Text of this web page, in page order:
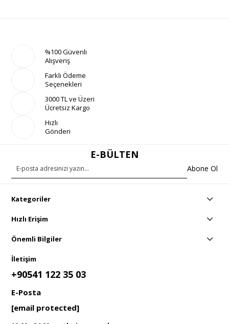
%100 Güvenli
Alışveriş
Farklı Ödeme
Seçenekleri
3000 TL ve Üzeri
Ücretsiz Kargo
Hızlı
Gönderi
E-BÜLTEN
Abone Ol
Kategoriler
Hızlı Erişim
Önemli Bilgiler
İletişim
+90541 122 35 03
E-Posta
[email protected]